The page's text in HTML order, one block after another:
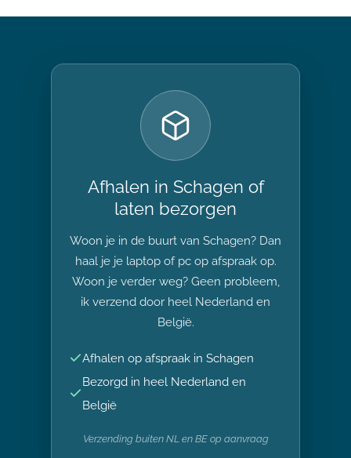
Afhalen in Schagen of
laten bezorgen
Woon je in de buurt van Schagen? Dan
haal je je laptop of pc op afspraak op.
Woon je verder weg? Geen probleem,
ik verzend door heel Nederland en
België.
Afhalen op afspraak in Schagen
Bezorgd in heel Nederland en
België
Verzending buiten NL en BE op aanvraag